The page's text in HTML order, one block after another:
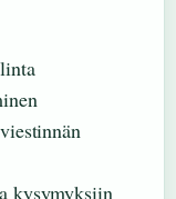
kysymyksiin